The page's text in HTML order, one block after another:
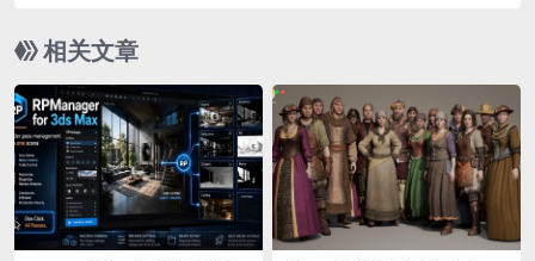
nderwater )
相关文章